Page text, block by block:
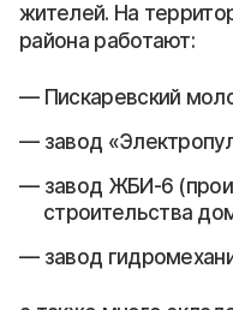
жителей. На
района работают:
Пискаревский
завод
завод ЖБИ-6
строительства
завод